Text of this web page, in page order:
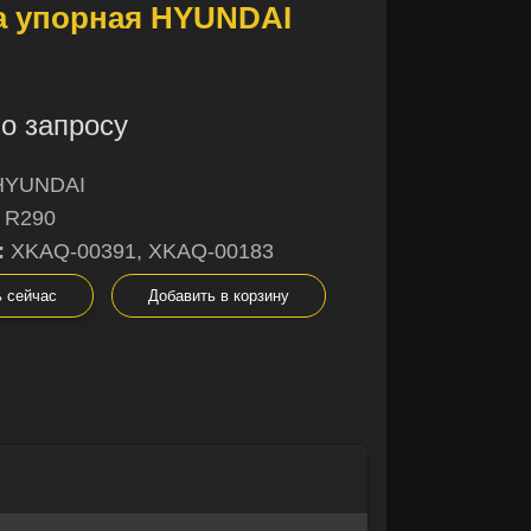
упорная HYUNDAI
запросу
R290
XKAQ-00391, XKAQ-00183
сейчас Добавить в корзину